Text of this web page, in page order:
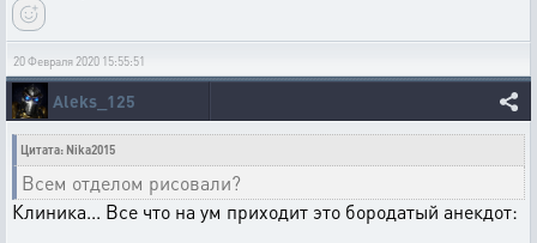
20 Февраля 2020 15:55:51
Aleks_125
Цитата: Nika2015
Всем отделом рисовали?
Клиника... Все что на ум приходит это бородатый анекдот: